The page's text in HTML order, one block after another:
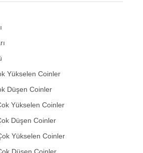
Yükselen Coinler
Düşen Coinler
Yükselen Coinler
Düşen Coinler
Yükselen Coinler
Düşen Coinler